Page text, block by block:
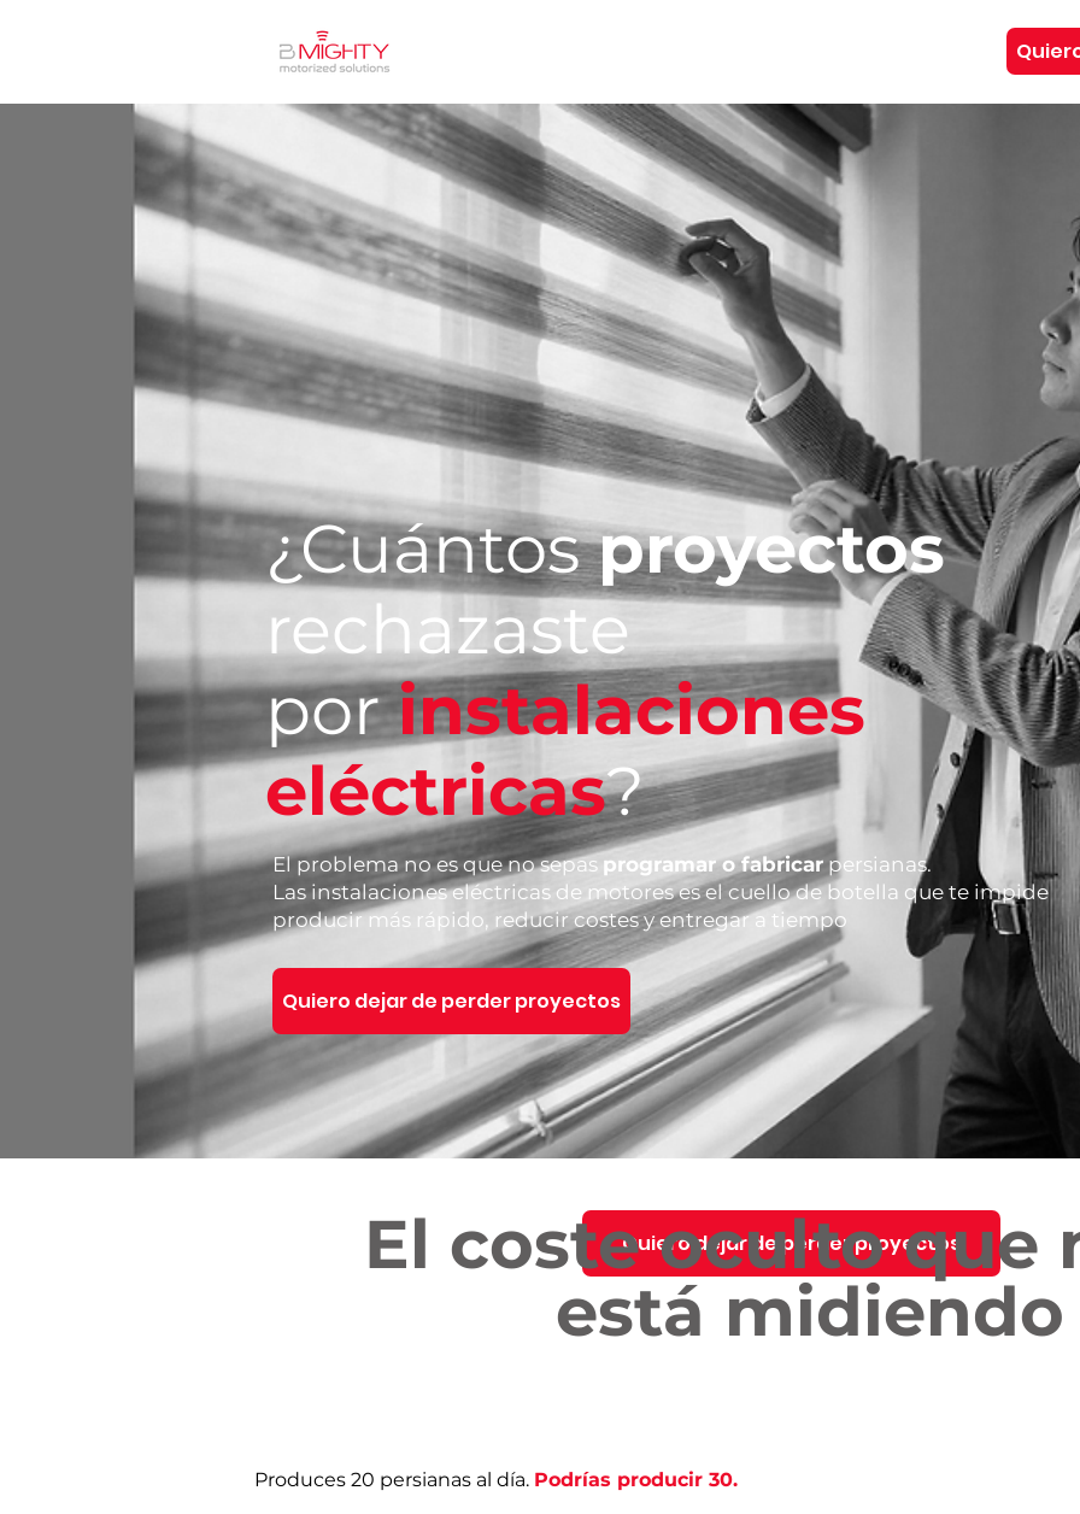
El problema no es que no sepas programar o fabricar persianas.
Las instalaciones eléctricas de motores es el cuello de botella que te impide
producir más rápido, reducir costes y entregar a tiempo
Quiero dejar de perder proyectos
¿Cuántosproyectos
rechazaste
porinstalaciones
eléctricas?
Quiero dejar de perder proyectos
Te mostramos la solución que ya usan +50 instaladores
profesionales
El coste oculto que
está midiendo
Produces 20 persianas al día. Podrías producir 30.